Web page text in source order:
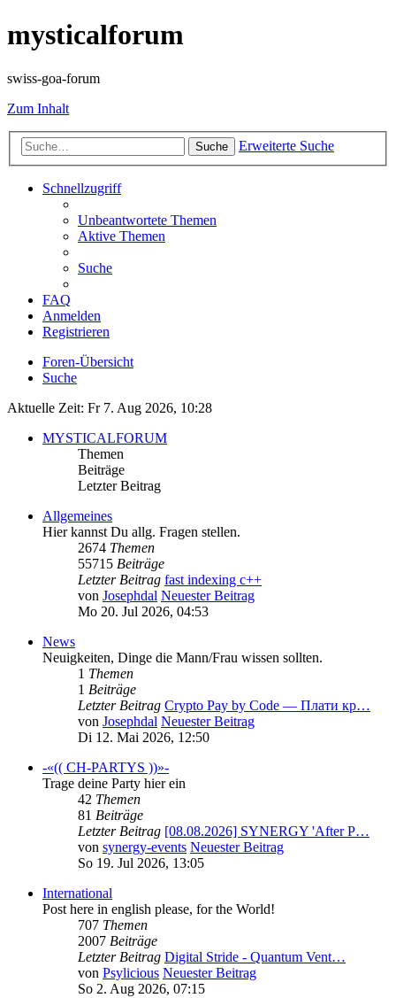
mysticalforum
swiss-goa-forum
Zum Inhalt
Suche Erweiterte Suche
Schnellzugriff
Unbeantwortete Themen
Aktive Themen
Suche
FAQ
Anmelden
Registrieren
Foren-Übersicht
Suche
Aktuelle Zeit: Fr 7. Aug 2026, 10:28
MYSTICALFORUM
Themen
Beiträge
Letzter Beitrag
Allgemeines
Hier kannst Du allg. Fragen stellen.
2674 Themen
55715 Beiträge
Letzter Beitrag fast indexing c++
von Josephdal Neuester Beitrag
Mo 20. Jul 2026, 04:53
News
Neuigkeiten, Dinge die Mann/Frau wissen sollten.
1 Themen
1 Beiträge
Letzter Beitrag Crypto Pay by Code — Плати кр…
von Josephdal Neuester Beitrag
Di 12. Mai 2026, 12:50
-«(( CH-PARTYS ))»-
Trage deine Party hier ein
42 Themen
81 Beiträge
Letzter Beitrag [08.08.2026] SYNERGY 'After P…
von synergy-events Neuester Beitrag
So 19. Jul 2026, 13:05
International
Post here in english please, for the World!
707 Themen
2007 Beiträge
Letzter Beitrag Digital Stride - Quantum Vent…
von Psylicious Neuester Beitrag
So 2. Aug 2026, 07:15